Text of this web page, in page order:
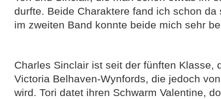
durfte. Beide Charaktere fand ich schon
im zweiten Band konnte beide mich sehr
Charles Sinclair ist seit der fünften Klasse,
Victoria Belhaven-Wynfords, die jedoch
wird. Tori datet ihren Schwarm Valentine,